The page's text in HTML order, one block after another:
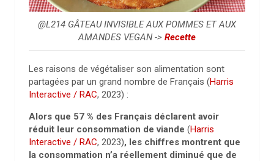
@L214 GÂTEAU INVISIBLE AUX POMMES ET AUX
AMANDES VEGAN -> Recette
Les raisons de végétaliser son alimentation sont
partagées par un grand nombre de Français (Harris
Interactive / RAC, 2023) :
Alors que 57 % des Français déclarent avoir
réduit leur consommation de viande (Harris
Interactive / RAC, 2023), les chiffres montrent que
la consommation n’a réellement diminué que de